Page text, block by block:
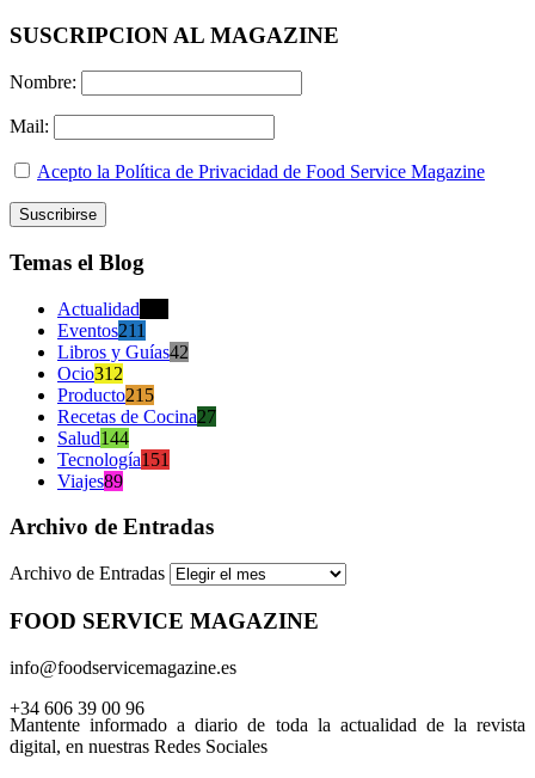
SUSCRIPCION AL MAGAZINE
Nombre:
Mail:
Acepto la Política de Privacidad de Food Service Magazine
Temas el Blog
Actualidad
Eventos211
Libros y Guías42
Ocio312
Producto215
Recetas de Cocina27
Salud144
Tecnología151
Viajes89
Archivo de Entradas
Archivo de Entradas
FOOD SERVICE MAGAZINE
info@foodservicemagazine.es
+34 606 39 00 96
Mantente informado a diario de toda la actualidad de la revista
digital, en nuestras Redes Sociales